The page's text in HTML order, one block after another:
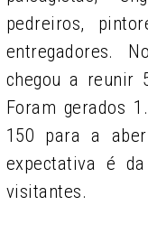
pedreiros,
entregadores.
chegou a reunir
Foram gerados
150 para a
expectativa é
visitantes.